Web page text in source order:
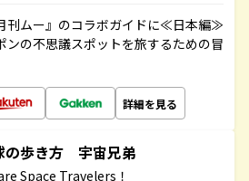
刊ムー』のコラボガイドに≪日本編≫
ンの不思議スポットを旅するための冒
詳細を見る
の歩き方 宇宙兄弟
Space Travelers！